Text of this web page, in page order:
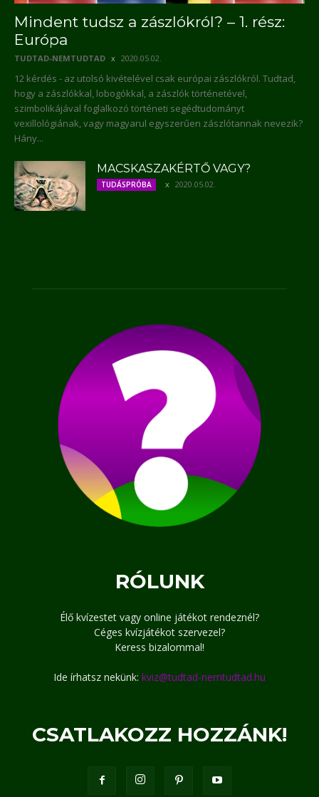
Mindent tudsz a zászlókról? – 1. rész:
Európa
TUDTAD-NEMTUDTAD 2020.05.02.
12 kérdés - az utolsó kivételével csak európai zászlókról. Tudtad,
hogy a zászlókkal, lobogókkal, a zászlók történetével,
szimbolikájával foglalkozó történeti segédtudományt
vexillológiának, vagy magyarul egyszerűen zászlótannak nevezik?
Hány...
MACSKASZAKÉRTŐ VAGY?
TUDÁSPRÓBA 2020.05.02.
RÓLUNK
Élő kvízestet vagy online játékot rendeznél?
Céges kvízjátékot szervezel?
Keress bizalommal!
Ide írhatsz nekünk: kviz@tudtad-nemtudtad.hu
CSATLAKOZZ HOZZÁNK!